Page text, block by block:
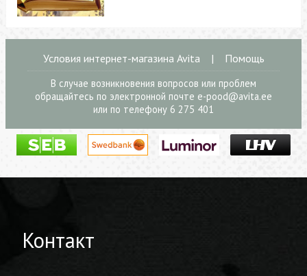
Условия интернет-магазина Avita | Помощь
В случае возникновения вопросов или проблем
обращайтесь по электронной почте e-pood@avita.ee
или по телефону 6 275 401
Контакт